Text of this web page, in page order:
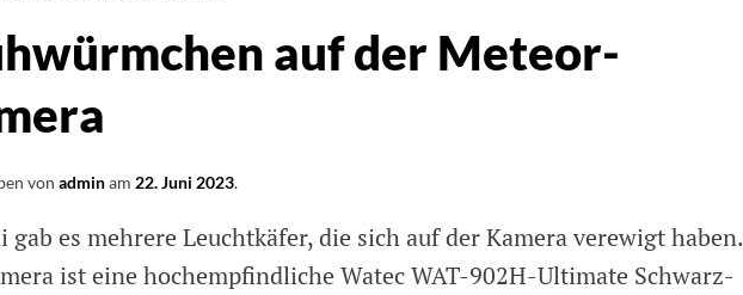
auf der Meteor-
von adminam 22. Juni 2023.
gab es mehrere Leuchtkäfer, die sich auf der Kamera verewigt haben.
ist eine hochempfindliche Watec WAT-902H-Ultimate Schwarz-